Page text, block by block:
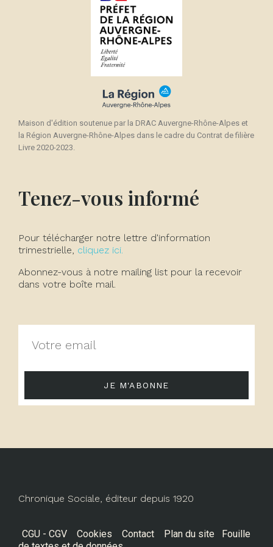
Maison d'édition soutenue par la DRAC Auvergne-Rhône-Alpes et
la Région Auvergne-Rhône-Alpes dans le cadre du Contrat de filière
Livre 2020-2023.
Tenez-vous informé
Pour télécharger notre lettre d'information
trimestrielle, cliquez ici.
Abonnez-vous à notre mailing list pour la recevoir
dans votre boîte mail.
JE M'ABONNE
Chronique Sociale, éditeur depuis 1920
CGU - CGV Cookies Contact Plan du site
Fouille